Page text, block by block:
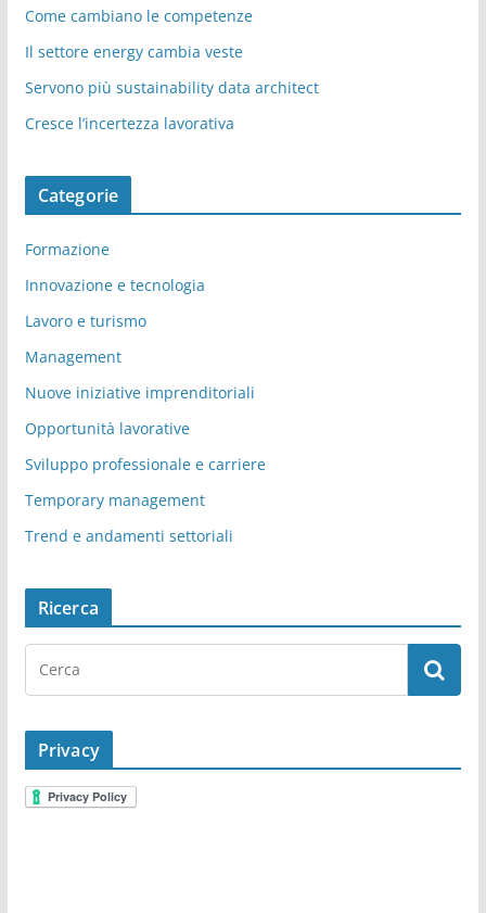
Come cambiano le competenze
Il settore energy cambia veste
Servono più sustainability data architect
Cresce l’incertezza lavorativa
Categorie
Formazione
Innovazione e tecnologia
Lavoro e turismo
Management
Nuove iniziative imprenditoriali
Opportunità lavorative
Sviluppo professionale e carriere
Temporary management
Trend e andamenti settoriali
Ricerca
Privacy